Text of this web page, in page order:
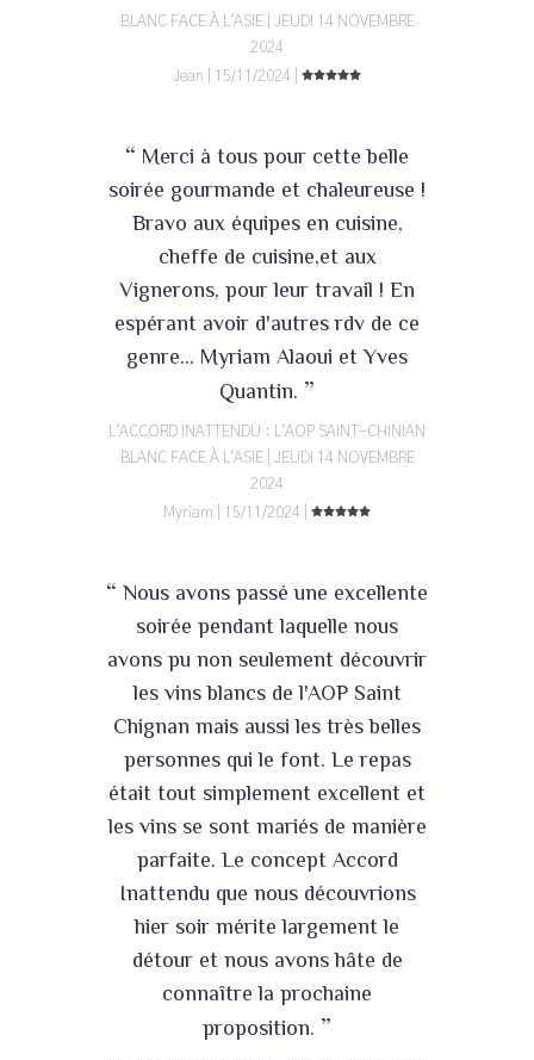
BLANC FACE À L'ASIE | JEUDI 14 NOVEMBRE
2024
Jean | 15/11/2024 |
“ Merci à tous pour cette belle
soirée gourmande et chaleureuse !
Bravo aux équipes en cuisine,
cheffe de cuisine,et aux
Vignerons, pour leur travail ! En
espérant avoir d'autres rdv de ce
genre... Myriam Alaoui et Yves
Quantin. ”
L'ACCORD INATTENDU : L'AOP SAINT-CHINIAN
BLANC FACE À L'ASIE | JEUDI 14 NOVEMBRE
2024
Myriam | 15/11/2024 |
“ Nous avons passé une excellente
soirée pendant laquelle nous
avons pu non seulement découvrir
les vins blancs de l'AOP Saint
Chignan mais aussi les très belles
personnes qui le font. Le repas
était tout simplement excellent et
les vins se sont mariés de manière
parfaite. Le concept Accord
Inattendu que nous découvrions
hier soir mérite largement le
détour et nous avons hâte de
connaître la prochaine
proposition. ”